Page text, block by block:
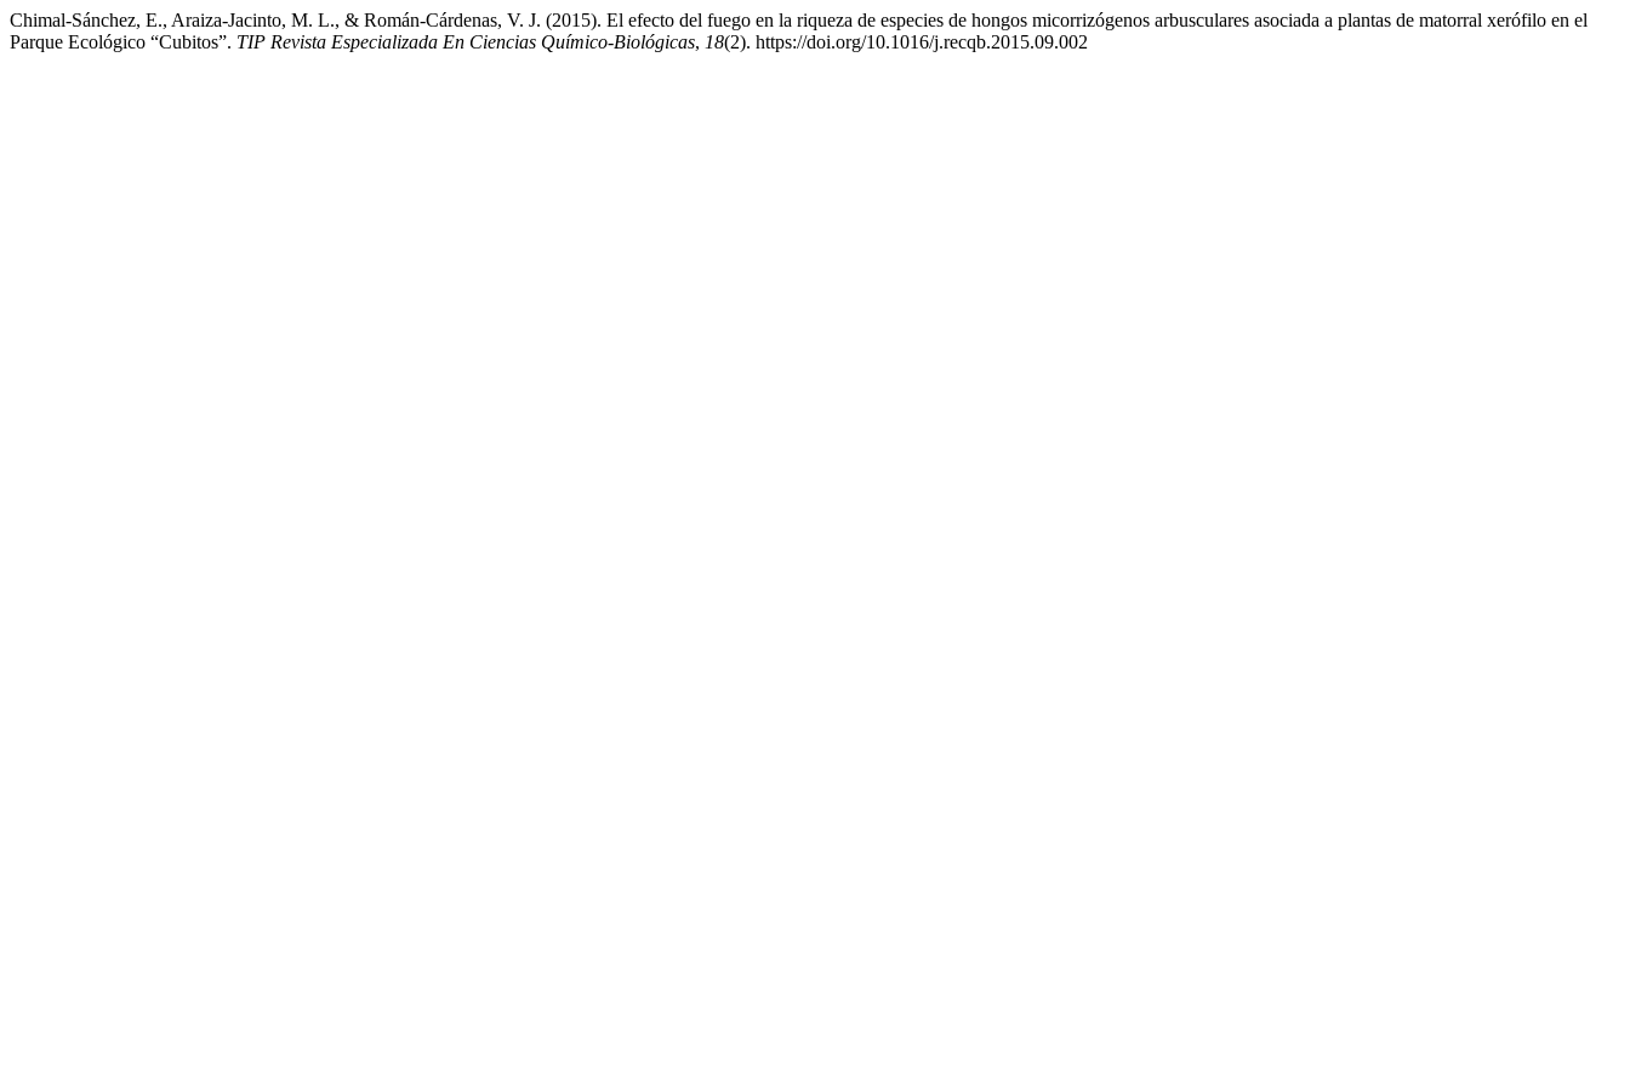
Chimal-Sánchez, E., Araiza-Jacinto, M. L., & Román-Cárdenas, V. J. (2015). El efecto del fuego en la riqueza de especies de hongos micorrizógenos arbusculares asociada a plantas de matorral xerófilo en el
Parque Ecológico “Cubitos”. TIP Revista Especializada En Ciencias Químico-Biológicas, 18(2). https://doi.org/10.1016/j.recqb.2015.09.002